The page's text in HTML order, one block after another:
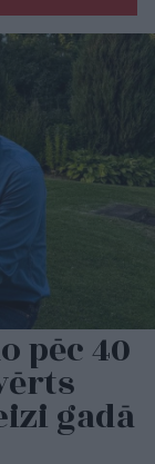
pēc 40
gadā